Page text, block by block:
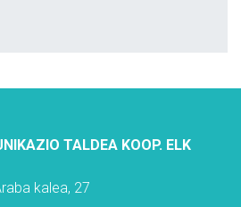
TALDEA KOOP. ELK
kalea, 27